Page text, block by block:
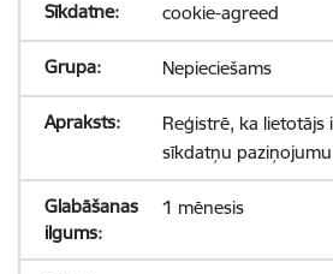
cookie-agreed
Nepieciešams
Reģistrē, ka lietotājs
sīkdatņu
1 mēnesis